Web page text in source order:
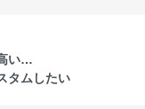
い…
タムしたい